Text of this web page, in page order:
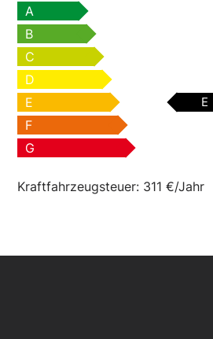
A
B
C
D
E
E
F
G
Kraftfahrzeugsteuer: 311 €/Jahr